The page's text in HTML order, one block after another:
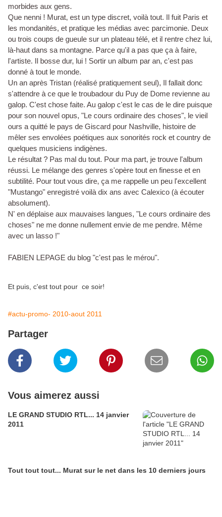
morbides aux gens.
Que nenni ! Murat, est un type discret, voilà tout. Il fuit Paris et
les mondanités, et pratique les médias avec parcimonie. Deux
ou trois coups de gueule sur un plateau télé, et il rentre chez lui,
là-haut dans sa montagne. Parce qu'il a pas que ça à faire,
l'artiste. Il bosse dur, lui ! Sortir un album par an, c'est pas
donné à tout le monde.
Un an après Tristan (réalisé pratiquement seul), Il fallait donc
s'attendre à ce que le troubadour du Puy de Dome revienne au
galop. C'est chose faite. Au galop c'est le cas de le dire puisque
pour son nouvel opus, "Le cours ordinaire des choses", le vieil
ours a quitté le pays de Giscard pour Nashville, histoire de
mêler ses envolées poétiques aux sonorités rock et country de
quelques musiciens indigènes.
Le résultat ? Pas mal du tout. Pour ma part, je trouve l'album
réussi. Le mélange des genres s'opère tout en finesse et en
subtilité. Pour tout vous dire, ça me rappelle un peu l'excellent
"Mustango" enregistré voilà dix ans avec Calexico (à écouter
absolument).
N' en déplaise aux mauvaises langues, "Le cours ordinaire des
choses" ne me donne nullement envie de me pendre. Même
avec un lasso !"
FABIEN LEPAGE du blog "c'est pas le mérou".
Et puis, c'est tout pour ce soir!
#actu-promo- 2010-aout 2011
Partager
Vous aimerez aussi
LE GRAND STUDIO RTL... 14 janvier
2011
Tout tout tout... Murat sur le net dans les 10 derniers jours